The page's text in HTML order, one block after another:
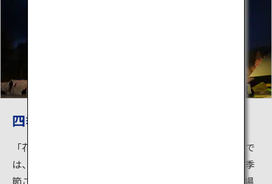
四季を通して楽しめる花火大会
「花火のまち」として知られる大仙市（だいせんし）で
は、夏に開催される「全国花火競技大会」以外にも、季
節ごとに大きな花火大会が開催されています。同じ会場